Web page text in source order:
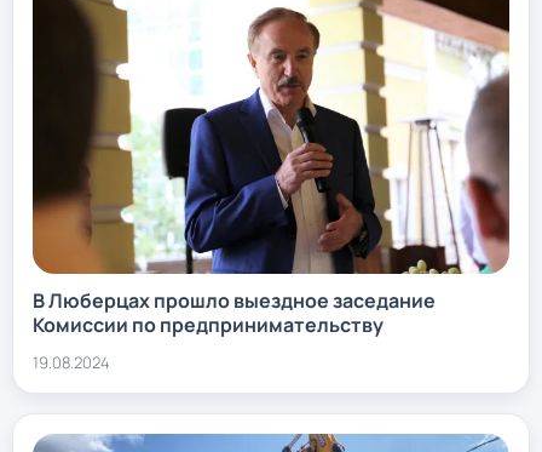
В Люберцах прошло выездное заседание
Комиссии по предпринимательству
19.08.2024